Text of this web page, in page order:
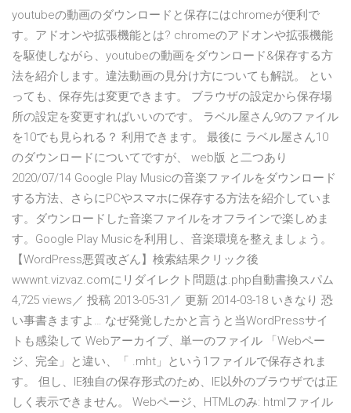
youtubeの動画のダウンロードと保存にはchromeが便利で
す。アドオンや拡張機能とは? chromeのアドオンや拡張機能
を駆使しながら、youtubeの動画をダウンロード&保存する方
法を紹介します。違法動画の見分け方についても解説。 とい
っても、保存先は変更できます。 ブラウザの設定から保存場
所の設定を変更すればいいのです。 ラベル屋さん9のファイル
を10でも見られる？ 利用できます。 最後に ラベル屋さん10
のダウンロードについてですが、 web版 と二つあり
2020/07/14 Google Play Musicの音楽ファイルをダウンロード
する方法、さらにPCやスマホに保存する方法を紹介していま
す。ダウンロードした音楽ファイルをオフラインで楽しめま
す。Google Play Musicを利用し、音楽環境を整えましょう。
【WordPress悪質改ざん】検索結果クリック後
wwwnt.vizvaz.comにリダイレクト問題は.php自動書換スパム
4,725 views／ 投稿 2013-05-31／ 更新 2014-03-18 いきなり 恐
い事書きますよ… なぜ発覚したかと言うと当WordPressサイ
トも感染して Webアーカイブ、単一のファイル 「Webペー
ジ、完全」と違い、「 .mht」という1ファイルで保存されま
す。 但し、IE独自の保存形式のため、IE以外のブラウザでは正
しく表示できません。 Webページ、HTMLのみ: htmlファイル